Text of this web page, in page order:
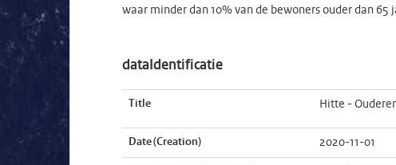
waar minder dan 10% van de bewoners ouder dan
dataIdentificatie
Title Hitte -
Date (Creation) 2020-11-01